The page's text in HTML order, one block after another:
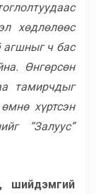
хөдлөлөөс
агшныг ч бас
Өнгөрсөн
тамирчдыг
хүртсэн
“Залуус”
шийдэмгий